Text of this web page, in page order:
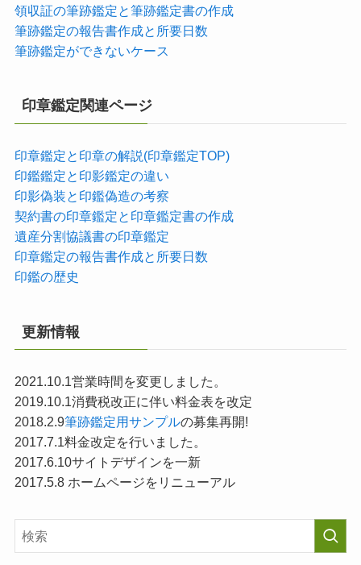
領収証の筆跡鑑定と筆跡鑑定書の作成
筆跡鑑定の報告書作成と所要日数
筆跡鑑定ができないケース
印章鑑定関連ページ
印章鑑定と印章の解説(印章鑑定TOP)
印鑑鑑定と印影鑑定の違い
印影偽装と印鑑偽造の考察
契約書の印章鑑定と印章鑑定書の作成
遺産分割協議書の印章鑑定
印章鑑定の報告書作成と所要日数
印鑑の歴史
更新情報
2021.10.1営業時間を変更しました。
2019.10.1消費税改正に伴い料金表を改定
2018.2.9筆跡鑑定用サンプルの募集再開!
2017.7.1料金改定を行いました。
2017.6.10サイトデザインを一新
2017.5.8 ホームページをリニューアル